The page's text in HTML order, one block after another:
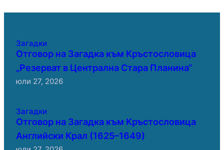
Загадки
Отговор на Загадка към Кръстословица
„Резерват в Централна Стара Планина“
юли 27, 2026
Загадки
Отговор на Загадка към Кръстословица
Английски Крал (1625–1649)